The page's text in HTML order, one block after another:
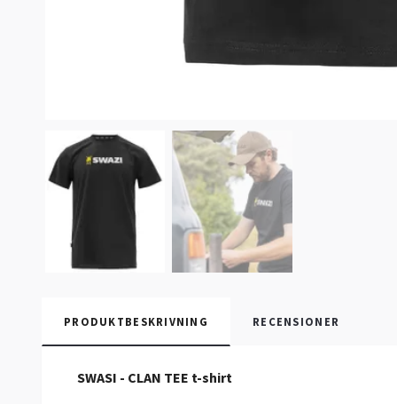
PRODUKTBESKRIVNING RECENSIONER
SWASI - CLAN TEE t-shirt